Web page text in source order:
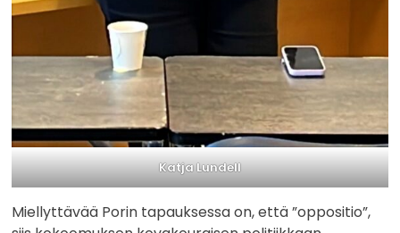
Katja Lundell
Miellyttävää Porin tapauksessa on, että ”oppositio”,